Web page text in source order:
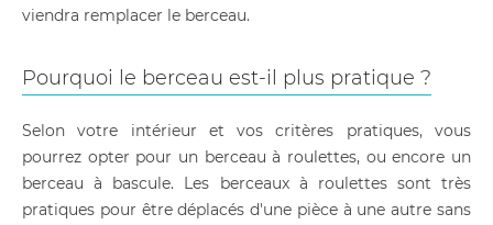
viendra remplacer le berceau.
Pourquoi le berceau est-il plus pratique ?
Selon votre intérieur et vos critères pratiques, vous
pourrez opter pour un berceau à roulettes, ou encore un
berceau à bascule. Les berceaux à roulettes sont très
pratiques pour être déplacés d'une pièce à une autre sans